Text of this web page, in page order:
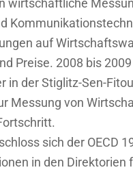
wirtschaftliche
auf
Preise. 2008 bis
in der Stiglitz-Sen-
Messung von
sich der OECD
in den Direktorien